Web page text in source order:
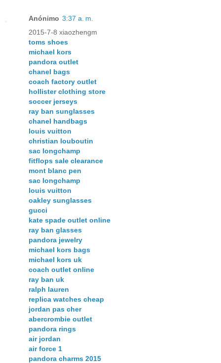
Anónimo 3:37 a. m.
2015-7-8 xiaozhengm
toms shoes
michael kors
pandora outlet
chanel bags
coach factory outlet
hollister clothing store
soccer jerseys
ray ban sunglasses
chanel handbags
louis vuitton
christian louboutin
sac longchamp
fitflops sale clearance
mont blanc pen
sac longchamp
louis vuitton
oakley sunglasses
gucci
kate spade outlet online
ray ban glasses
pandora jewelry
michael kors bags
michael kors uk
coach outlet online
ray ban uk
ralph lauren
replica watches cheap
jordan pas cher
abercrombie outlet
pandora rings
air jordan
air force 1
pandora charms 2015